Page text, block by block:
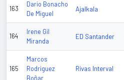
163
Dario Bonacho
De Miguel
Ajalkala
164
Irene Gil
Miranda
ED Santander
165
Marcos
Rodriguez
Boñar
Rivas Interval